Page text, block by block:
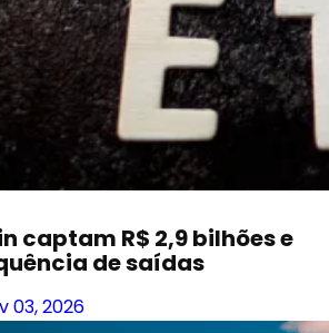
captam R$ 2,9 bilhões e
de saídas
03, 2026